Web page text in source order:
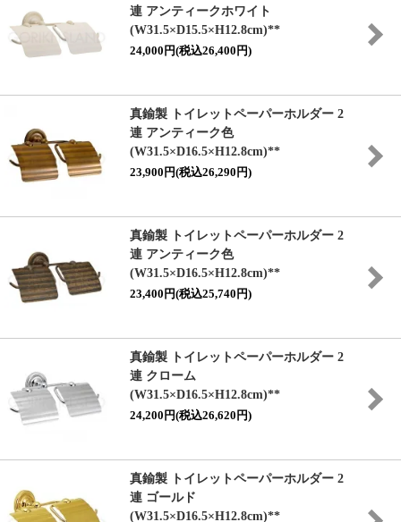
連 アンティークホワイト
(W31.5×D15.5×H12.8cm)**
24,000円(税込26,400円)
真鍮製 トイレットペーパーホルダー 2
連 アンティーク色
(W31.5×D16.5×H12.8cm)**
23,900円(税込26,290円)
真鍮製 トイレットペーパーホルダー 2
連 アンティーク色
(W31.5×D16.5×H12.8cm)**
23,400円(税込25,740円)
真鍮製 トイレットペーパーホルダー 2
連 クローム
(W31.5×D16.5×H12.8cm)**
24,200円(税込26,620円)
真鍮製 トイレットペーパーホルダー 2
連 ゴールド
(W31.5×D16.5×H12.8cm)**